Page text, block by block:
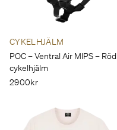
CYKELHJÄLM
POC – Ventral Air MIPS – Röd
cykelhjälm
2900kr